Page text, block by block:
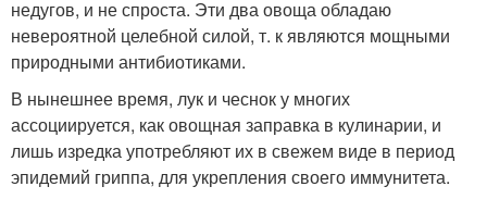
недугов, и не спроста. Эти два овоща обладаю
невероятной целебной силой, т. к являются мощными
природными антибиотиками.
В нынешнее время, лук и чеснок у многих
ассоциируется, как овощная заправка в кулинарии, и
лишь изредка употребляют их в свежем виде в период
эпидемий гриппа, для укрепления своего иммунитета.